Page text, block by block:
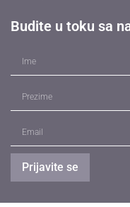
Budite u toku sa
Prijavite se